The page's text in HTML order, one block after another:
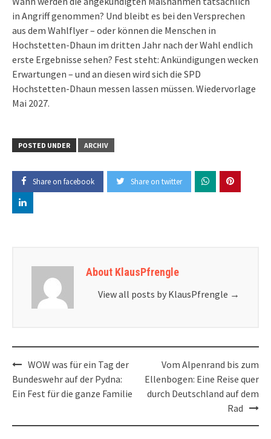
in Angriff genommen? Und bleibt es bei den Versprechen
aus dem Wahlflyer – oder können die Menschen in
Hochstetten-Dhaun im dritten Jahr nach der Wahl endlich
erste Ergebnisse sehen? Fest steht: Ankündigungen wecken
Erwartungen – und an diesen wird sich die SPD
Hochstetten-Dhaun messen lassen müssen. Wiedervorlage
Mai 2027.
POSTED UNDER ARCHIV
Share on facebook Share on twitter
About KlausPfrengle
View all posts by KlausPfrengle →
Post
navigation
WOW was für ein Tag der
Bundeswehr auf der Pydna:
Ein Fest für die ganze Familie
Vom Alpenrand bis zum
Ellenbogen: Eine Reise quer
durch Deutschland auf dem
Rad